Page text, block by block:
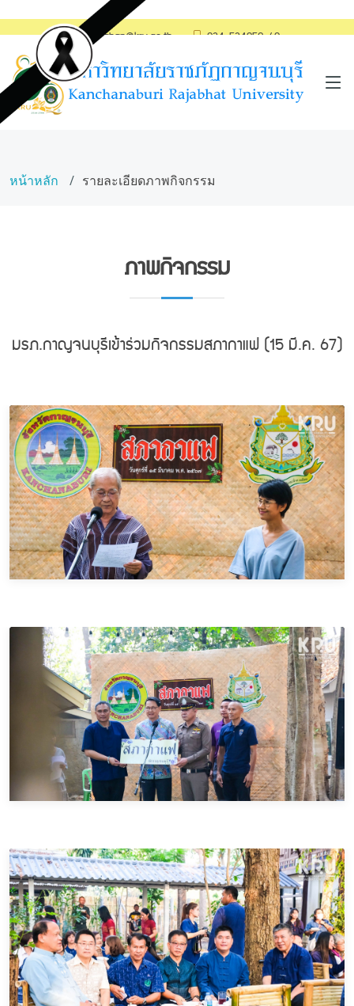
saraban@kru.ac.th 034-534059-60
หน้าหลัก รายละเอียดภาพกิจกรรม
ภาพกิจกรรม
มรภ.กาญจนบุรีเข้าร่วมกิจกรรมสภากาแฟ (15 มี.ค. 67)